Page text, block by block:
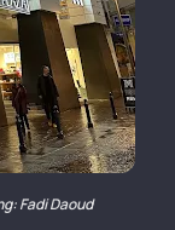
Fadi Daoud